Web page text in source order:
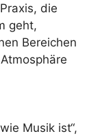
die
geht,
Bereichen
Musik ist“,